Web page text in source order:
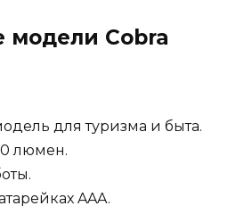
модели Cobra
для туризма и быта.
люмен.
AAA.